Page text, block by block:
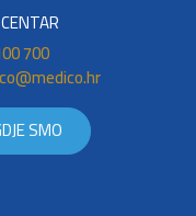
700
SMO